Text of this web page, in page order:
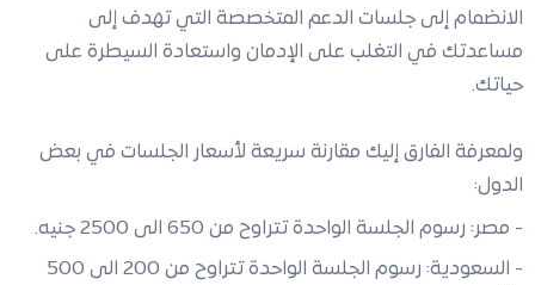
الانضمام إلى جلسات الدعم المتخصصة التي تهدف إلى
مساعدتك في التغلب على الإدمان واستعادة السيطرة على
حياتك.
ولمعرفة الفارق إليك مقارنة سريعة لأسعار الجلسات في بعض
الدول:
- مصر: رسوم الجلسة الواحدة تتراوح من 650 الى 2500 جنيه.
- السعودية: رسوم الجلسة الواحدة تتراوح من 200 الى 500